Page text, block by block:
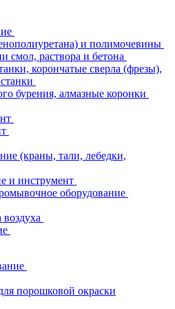
и полимочевины
смол, раствора и бетона
корончатые сверла (фрезы),
бурения, алмазные коронки
(краны, тали, лебедки,
и инструмент
оборудование
порошковой окраски